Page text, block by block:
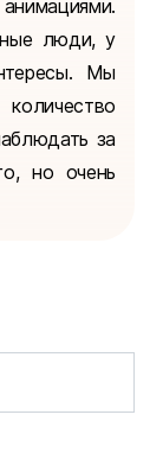
люди, у
Мы
за
но очень